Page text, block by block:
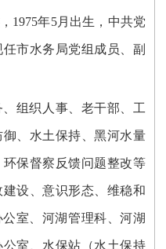
1975年5月出生，中共党
任市水务局党组成员、副
、组织人事、老干部、工
御 、水土保持、黑河水量
环保督察反馈问题整改等
建设、意识形态、维稳和
公室 河湖管理科、河湖
室、 水保站（水土保持